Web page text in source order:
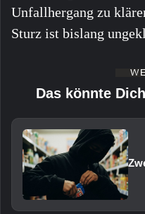
Unfallhergang zu
Sturz ist bislang
Das könnte